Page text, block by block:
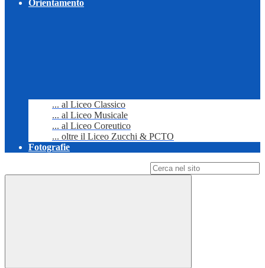
Orientamento
... al Liceo Classico
... al Liceo Musicale
... al Liceo Coreutico
... oltre il Liceo Zucchi & PCTO
Fotografie